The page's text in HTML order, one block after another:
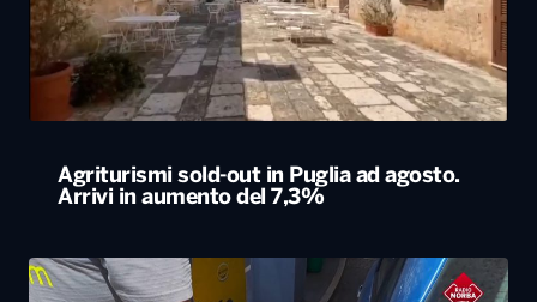
Agriturismi sold-out in Puglia ad agosto.
Arrivi in aumento del 7,3%